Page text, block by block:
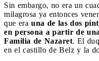
Sin embargo, no era un
milagrosa ya entonces
que era una de las dos
en persona a partir de
Familia de Nazaret. El
en el castillo de Belz y la